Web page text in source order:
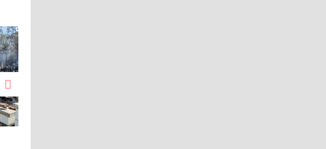
0